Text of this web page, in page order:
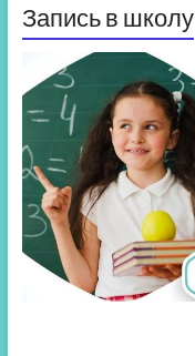
Запись в школу